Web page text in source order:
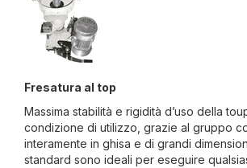
Fresatura al top
Massima stabilità e rigidità d’uso della
condizione di utilizzo, grazie al gruppo
interamente in ghisa e di grandi
standard sono ideali per eseguire